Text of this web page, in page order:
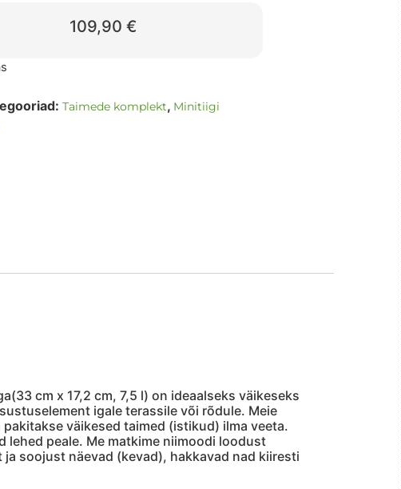
109,90 €
Taimede komplekt, Minitiigi
cm x 17,2 cm, 7,5 l) on ideaalseks väikeseks
igale terassile või rõdule. Meie
väikesed taimed (istikud) ilma veeta.
peale. Me matkime niimoodi loodust
soojust näevad (kevad), hakkavad nad kiiresti